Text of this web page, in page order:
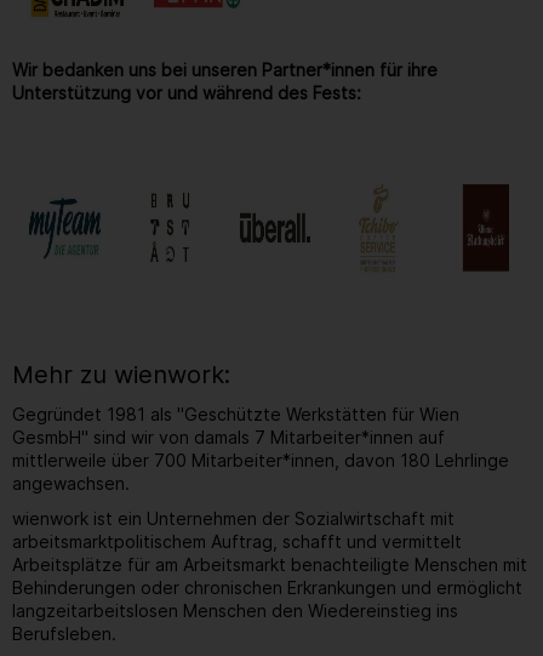
Wir bedanken uns bei unseren Partner*innen für ihre
Unterstützung vor und während des Fests:
Mehr zu wienwork:
Gegründet 1981 als "Geschützte Werkstätten für Wien
GesmbH" sind wir von damals 7 Mitarbeiter*innen auf
mittlerweile über 700 Mitarbeiter*innen, davon 180 Lehrlinge
angewachsen.
wienwork ist ein Unternehmen der Sozialwirtschaft mit
arbeitsmarktpolitischem Auftrag, schafft und vermittelt
Arbeitsplätze für am Arbeitsmarkt benachteiligte Menschen mit
Behinderungen oder chronischen Erkrankungen und ermöglicht
langzeitarbeitslosen Menschen den Wiedereinstieg ins
Berufsleben.